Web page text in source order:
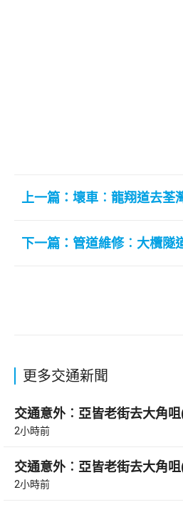
上一篇：壞車︰龍翔道去荃
下一篇：管道維修︰大欖隧
更多交通新聞
交通意外︰亞皆老街去大角
2小時前
交通意外︰亞皆老街去大角
2小時前